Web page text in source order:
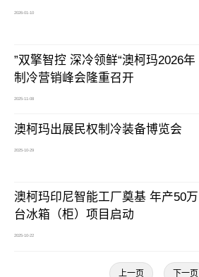
2026-01-10
”双擎智控 深冷领鲜“澳柯玛2026年
制冷营销峰会隆重召开
2025-11-08
澳柯玛出展民权制冷装备博览会
2025-10-29
澳柯玛印尼智能工厂奠基 年产50万
台冰箱（柜）项目启动
2025-10-22
上一页 下一页